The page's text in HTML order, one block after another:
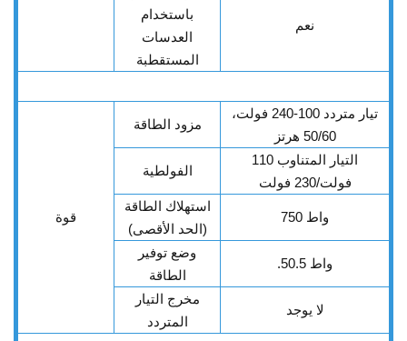
باستخدام
العدسات
المستقطبة
نعم
قوة
مزود الطاقة
تيار متردد 100-240 فولت،
50/60 هرتز
الفولطية
التيار المتناوب 110
فولت/230 فولت
استهلاك الطاقة
(الحد الأقصى)
750 واط
وضع توفير
الطاقة
.50.5 واط
مخرج التيار
المتردد
لا يوجد